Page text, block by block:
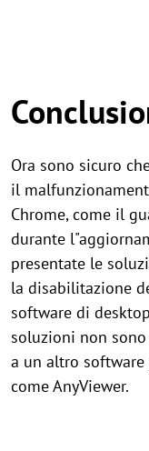
Ora sono sicuro
il
Chrome, come il
durante
presentate le
la disabilitazione
software di
soluzioni non
a un altro
come AnyViewer.